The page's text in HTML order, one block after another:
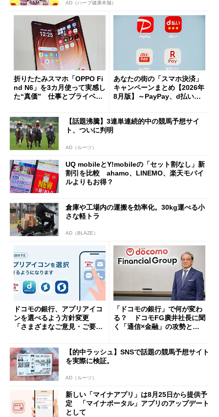
AD（ハーブ健康本舗）
折りたたみスマホ「OPPO Fi
nd N6」を3カ月使って実感し
た“真価” 仕事とプライベー
あなたの街の「スマホ決済」
キャンペーンまとめ【2026年
8月版】～PayPay、d払い、a
【話題沸騰】3連単連続的中の競馬予想サイ
ト、ついに判明
AD（ルーツ）
UQ mobileとY!mobileの「セット割なし」新
割引を比較 ahamo、LINEMO、楽天モバイ
ルよりもお得？
倉庫や工場内の運搬を効率化。30kg運べる小
さな軽トラ
AD（BLAZE）
ドコモの銀行、アプリアイコ
ンを選べるよう方針変更
「さまざまなご意見・ご要望
「ドコモの銀行」で何が変わ
る？ ドコモFG廣井社長に聞
く「通信×金融」の攻勢とグ
【的中ラッシュ】SNSで話題の競馬予想サイト
を実際に検証。
AD（ルーツ）
新しい「マイナアプリ」は8月25日から提供予
定 「マイナポータル」アプリのアップデート
として